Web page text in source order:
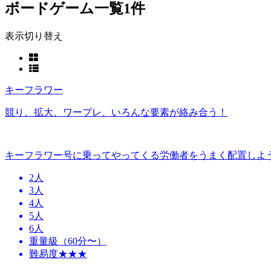
ボードゲーム一覧1件
表示切り替え
キーフラワー
競り、拡大、ワープレ、いろんな要素が絡み合う！
キーフラワー号に乗ってやってくる労働者をうまく配置しよ
2人
3人
4人
5人
6人
重量級（60分〜）
難易度★★★